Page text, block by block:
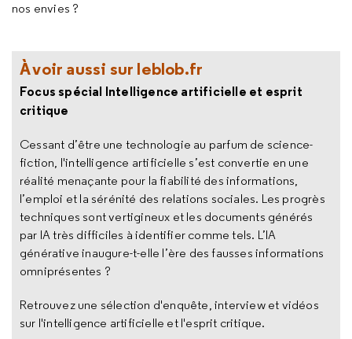
nos envies ?
À voir aussi sur leblob.fr
Focus spécial Intelligence artificielle et esprit
critique
Cessant d’être une technologie au parfum de science-
fiction, l'intelligence artificielle s’est convertie en une
réalité menaçante pour la fiabilité des informations,
l’emploi et la sérénité des relations sociales. Les progrès
techniques sont vertigineux et les documents générés
par IA très difficiles à identifier comme tels. L’IA
générative inaugure-t-elle l’ère des fausses informations
omniprésentes ?
Retrouvez une sélection d'enquête, interview et vidéos
sur l'intelligence artificielle et l'esprit critique.